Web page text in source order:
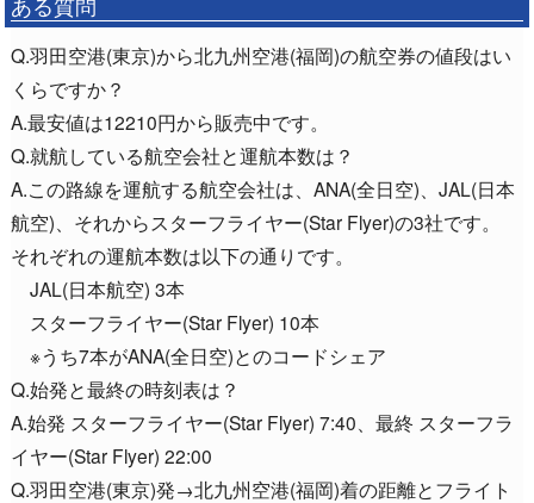
Q.羽田空港(東京)から北九州空港(福岡)の航空券の値段はい
くらですか？
A.最安値は12210円から販売中です。
Q.就航している航空会社と運航本数は？
A.この路線を運航する航空会社は、ANA(全日空)、JAL(日本
航空)、それからスターフライヤー(Star Flyer)の3社です。
それぞれの運航本数は以下の通りです。
JAL(日本航空) 3本
スターフライヤー(Star Flyer) 10本
※うち7本がANA(全日空)とのコードシェア
Q.始発と最終の時刻表は？
A.始発 スターフライヤー(Star Flyer) 7:40、最終 スターフラ
イヤー(Star Flyer) 22:00
Q.羽田空港(東京)発→北九州空港(福岡)着の距離とフライト